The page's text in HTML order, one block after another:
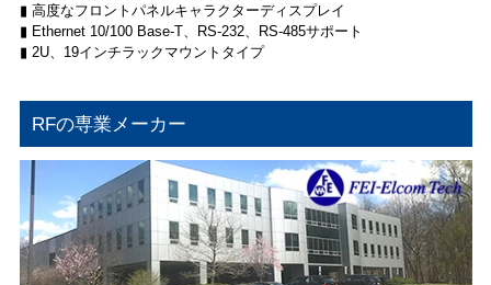
▮ 高度なフロントパネルキャラクターディスプレイ
▮ Ethernet 10/100 Base-T、RS-232、RS-485サポート
▮ 2U、19インチラックマウントタイプ
RFの専業メーカー